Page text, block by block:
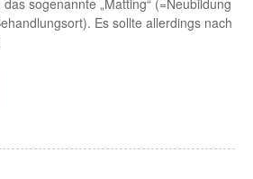
sogenannte „Matting“ (=Neubildung
Es sollte allerdings nach